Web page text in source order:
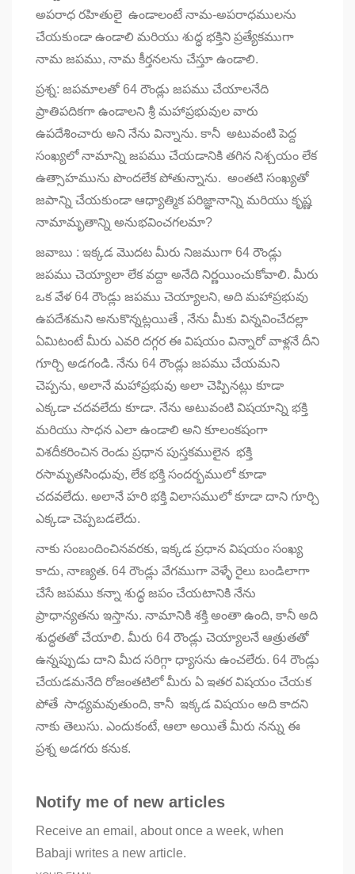
అపరాధ రహితులై ఉండాలంటే నామ-అపరాధములను
చేయకుండా ఉండాలి మరియు శుద్ధ భక్తిని ప్రత్యేకముగా
నామ జపము, నామ కీర్తనలను చేస్తూ ఉండాలి.
ప్రశ్న: జపమాలతో 64 రౌండ్లు జపము చేయాలనేది
ప్రాతిపదికగా ఉండాలని శ్రీ మహాప్రభువుల వారు
ఉపదేశించారు అని నేను విన్నాను. కానీ అటువంటి పెద్ద
సంఖ్యలో నామాన్ని జపము చేయడానికి తగిన నిశ్చయం లేక
ఉత్సాహమును పొందలేక పోతున్నాను. అంతటి సంఖ్యతో
జపాన్ని చేయకుండా ఆధ్యాత్మిక పరిజ్ఞానాన్ని మరియు కృష్ణ
నామామృతాన్ని అనుభవించగలమా?
జవాబు : ఇక్కడ మొదట మీరు నిజముగా 64 రౌండ్లు
జపము చెయ్యాలా లేక వద్దా అనేది నిర్ణయించుకోవాలి. మీరు
ఒక వేళ 64 రౌండ్లు జపము చెయ్యాలని, అది మహాప్రభువు
ఉపదేశమని అనుకొన్నట్లయితే , నేను మీకు విన్నవించేదల్లా
ఏమిటంటే మీరు ఎవరి దగ్గర ఈ విషయం విన్నారో వాళ్లనే దీని
గూర్చి అడగండి. నేను 64 రౌండ్లు జపము చేయమని
చెప్పను, అలానే మహాప్రభువు అలా చెప్పినట్లు కూడా
ఎక్కడా చదవలేదు కూడా. నేను అటువంటి విషయాన్ని భక్తి
మరియు సాధన ఎలా ఉండాలి అని కూలంకషంగా
విశదీకరించిన రెండు ప్రధాన పుస్తకములైన భక్తి
రసామృతసింధువు, లేక భక్తి సందర్భములో కూడా
చదవలేదు. అలానే హరి భక్తి విలాసములో కూడా దాని గూర్చి
ఎక్కడా చెప్పబడలేదు.
నాకు సంబందించినవరకు, ఇక్కడ ప్రధాన విషయం సంఖ్య
కాదు, నాణ్యత. 64 రౌండ్లు వేగముగా వెళ్ళే రైలు బండిలాగా
చేసే జపము కన్నా శుద్ధ జపం చేయటానికి నేను
ప్రాధాన్యతను ఇస్తాను. నామానికి శక్తి అంతా ఉంది, కానీ అది
శుద్ధతతో చేయాలి. మీరు 64 రౌండ్లు చెయ్యాలనే ఆత్రుతతో
ఉన్నప్పుడు దాని మీద సరిగ్గా ధ్యాసను ఉంచలేరు. 64 రౌండ్లు
చేయడమనేది రోజంతటిలో మీరు ఏ ఇతర విషయం చేయక
పోతే సాధ్యమవుతుంది, కానీ ఇక్కడ విషయం అది కాదని
నాకు తెలుసు. ఎందుకంటే, ఆలా అయితే మీరు నన్ను ఈ
ప్రశ్న అడగరు కనుక.
Notify me of new articles
Receive an email, about once a week, when
Babaji writes a new article.